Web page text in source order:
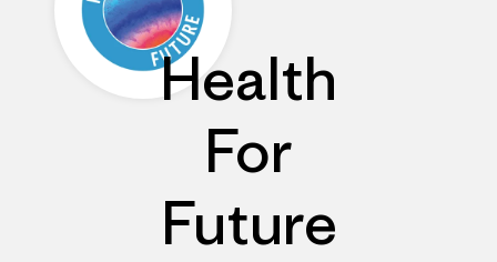
Health
For
Future